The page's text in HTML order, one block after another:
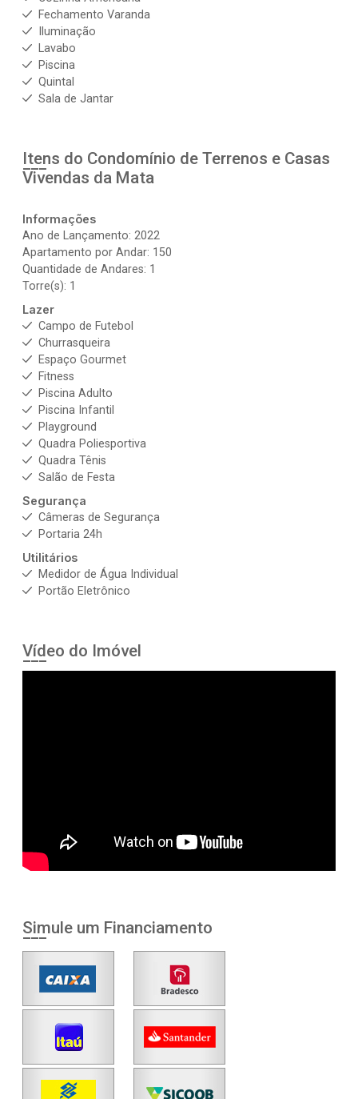
Fechamento Varanda
Iluminação
Lavabo
Piscina
Quintal
Sala de Jantar
Itens do Condomínio de Terrenos e Casas
Vivendas da Mata
Informações
Ano de Lançamento: 2022
Apartamento por Andar: 150
Quantidade de Andares: 1
Torre(s): 1
Lazer
Campo de Futebol
Churrasqueira
Espaço Gourmet
Fitness
Piscina Adulto
Piscina Infantil
Playground
Quadra Poliesportiva
Quadra Tênis
Salão de Festa
Segurança
Câmeras de Segurança
Portaria 24h
Utilitários
Medidor de Água Individual
Portão Eletrônico
Vídeo do Imóvel
Simule um Financiamento